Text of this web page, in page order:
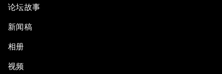
论坛故事
新闻稿
相册
视频